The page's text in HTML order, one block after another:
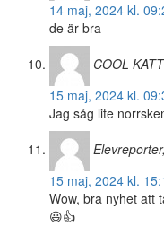
14 maj, 2024 kl.
de är bra
COOL KATT
15 maj, 2024 kl.
Jag såg lite
15 maj, 2024 kl.
Wow, bra nyhet att
😃👍